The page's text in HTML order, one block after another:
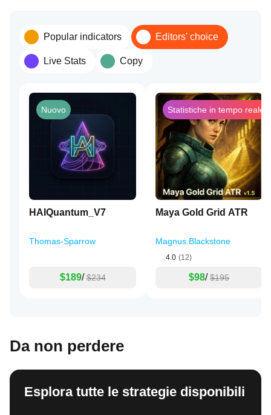
Popular indicators Editors' choice
Live Stats Copy
Nuovo
HAIQuantum_V7
Thomas-Sparrow
$189/ $234
Statistiche in tempo reale
Maya Gold Grid ATR
Magnus.Blackstone
4.0 (12)
$98/ $195
Da non perdere
Esplora tutte le strategie disponibili